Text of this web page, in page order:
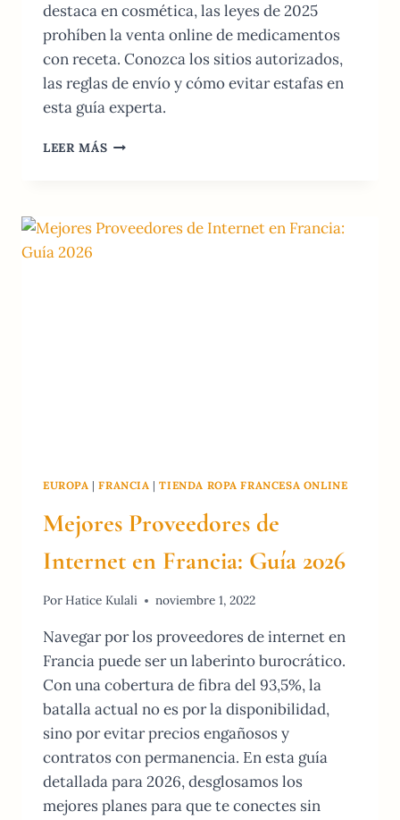
destaca en cosmética, las leyes de 2025
prohíben la venta online de medicamentos
con receta. Conozca los sitios autorizados,
las reglas de envío y cómo evitar estafas en
esta guía experta.
LEER MÁS GUÍA
FRANCIA:
EUROPA |FRANCIA |TIENDA ROPA FRANCESA ONLINE
Mejores Proveedores de
Internet en Francia: Guía 2026
PorHatice Kulali noviembre 1, 2022
Navegar por los proveedores de internet en
Francia puede ser un laberinto burocrático.
Con una cobertura de fibra del 93,5%, la
batalla actual no es por la disponibilidad,
sino por evitar precios engañosos y
contratos con permanencia. En esta guía
detallada para 2026, desglosamos los
mejores planes para que te conectes sin